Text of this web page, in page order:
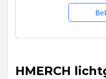
HMERCH